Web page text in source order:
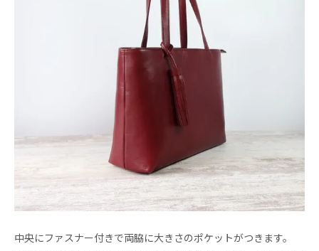
中央にファスナー付きで両脇に大きさのポケットがつきます。